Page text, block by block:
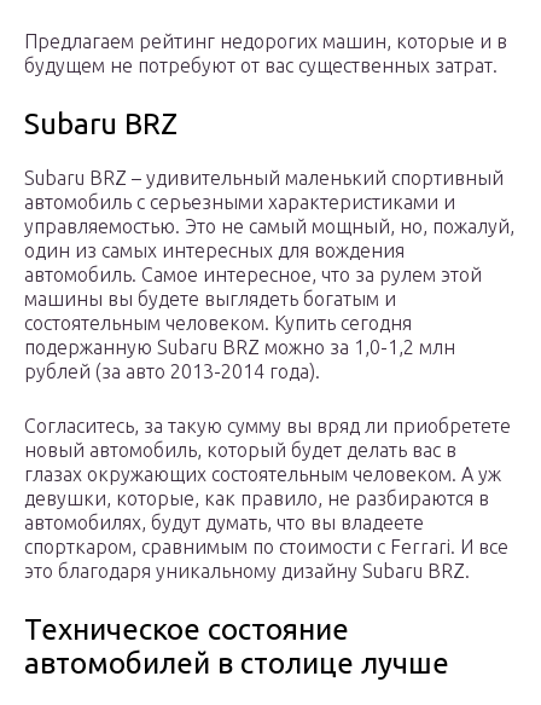
Предлагаем рейтинг недорогих машин, которые и в
будущем не потребуют от вас существенных затрат.
Subaru BRZ
Subaru BRZ – удивительный маленький спортивный
автомобиль с серьезными характеристиками и
управляемостью. Это не самый мощный, но, пожалуй,
один из самых интересных для вождения
автомобиль. Самое интересное, что за рулем этой
машины вы будете выглядеть богатым и
состоятельным человеком. Купить сегодня
подержанную Subaru BRZ можно за 1,0-1,2 млн
рублей (за авто 2013-2014 года).
Согласитесь, за такую сумму вы вряд ли приобретете
новый автомобиль, который будет делать вас в
глазах окружающих состоятельным человеком. А уж
девушки, которые, как правило, не разбираются в
автомобилях, будут думать, что вы владеете
спорткаром, сравнимым по стоимости с Ferrari. И все
это благодаря уникальному дизайну Subaru BRZ.
Техническое состояние
автомобилей в столице лучше